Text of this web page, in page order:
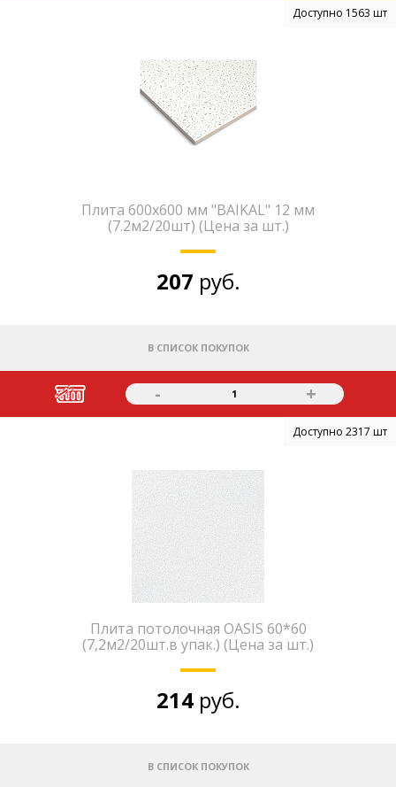
Доступно 1563 шт
Плита 600х600 мм "BAIKAL" 12 мм
(7.2м2/20шт) (Цена за шт.)
207 руб.
В СПИСОК ПОКУПОК
- 1 +
Доступно 2317 шт
Плита потолочная ОАSIS 60*60
(7,2м2/20шт.в упак.) (Цена за шт.)
214 руб.
В СПИСОК ПОКУПОК